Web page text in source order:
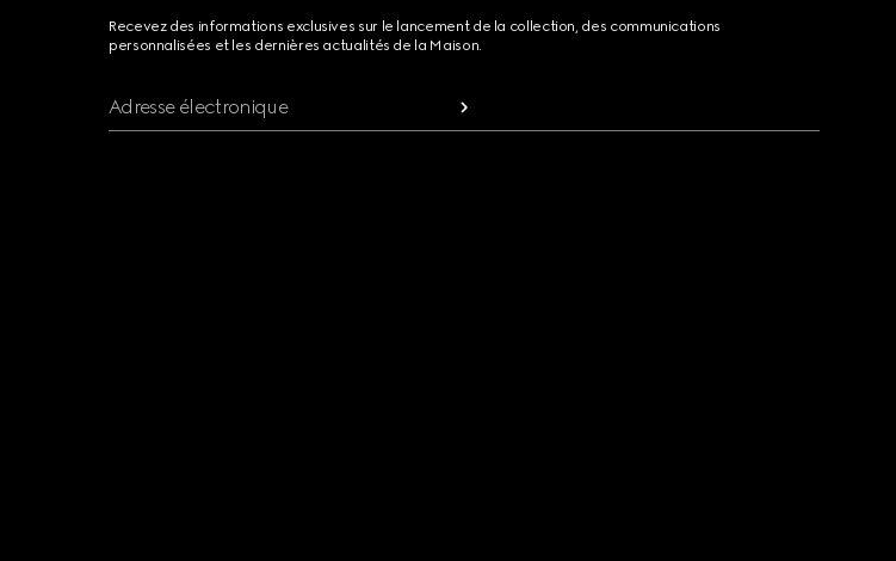
Recevez des informations exclusives sur le lancement de la collection, des communications
personnalisées et les dernières actualités de la Maison.
Adresse électronique